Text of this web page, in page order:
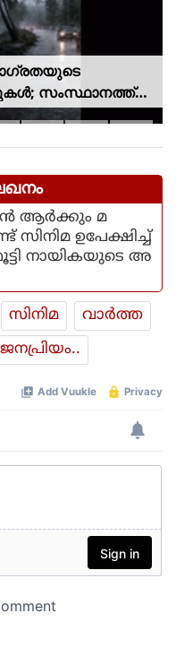
സംസ്ഥാനത്ത്
ശക്തമായ
ആർക്കും മ
സിനിമ ഉപേക്ഷിച്ച്
നായികയുടെ അ
സിനിമ
വാര്‍ത്ത
ജനപ്രിയം..